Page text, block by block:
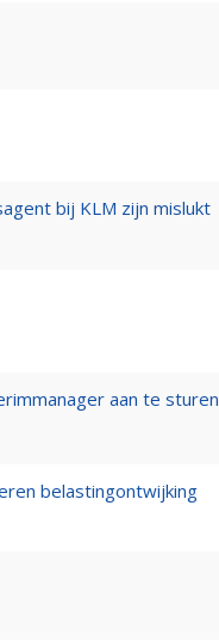
bij KLM zijn mislukt
aan te sturen
belastingontwijking